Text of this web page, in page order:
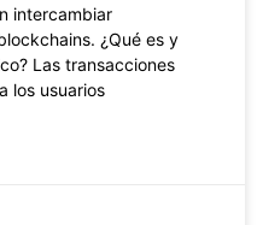
intercambiar
¿Qué es y
Las transacciones
los usuarios